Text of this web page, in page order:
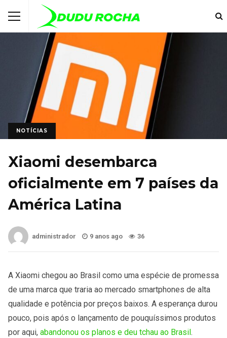
NOTÍCIAS
Xiaomi desembarca
oficialmente em 7 países da
América Latina
administrador 9 anos ago 36
A Xiaomi chegou ao Brasil como uma espécie de promessa
de uma marca que traria ao mercado smartphones de alta
qualidade e potência por preços baixos. A esperança durou
pouco, pois após o lançamento de pouquíssimos produtos
por aqui, abandonou os planos e deu tchau ao Brasil .